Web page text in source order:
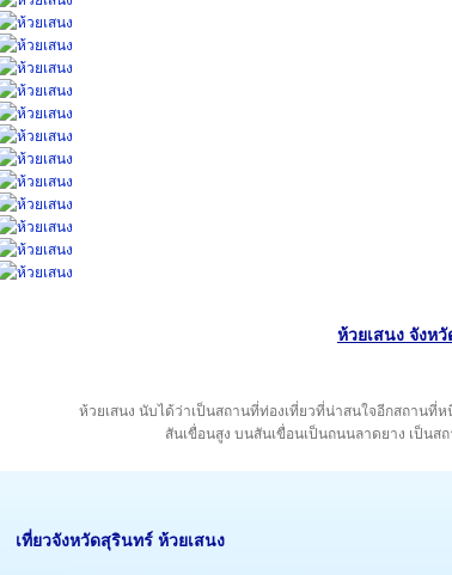
ห้วยเสนง จังห
ห้วยเสนง นับได้ว่าเป็นสถานที่ท่องเที่ยวที่น่าสนใจอีกสถานที่
สันเขื่อนสูง บนสันเขื่อนเป็นถนนลาดยาง เป็นส
เที่ยวจังหวัดสุรินทร์ ห้วยเสนง